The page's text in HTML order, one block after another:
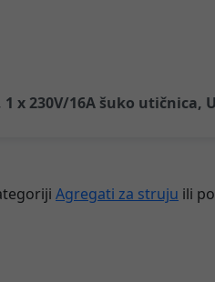
x 230V/16A šuko utičnica,
Agregati za struju ili